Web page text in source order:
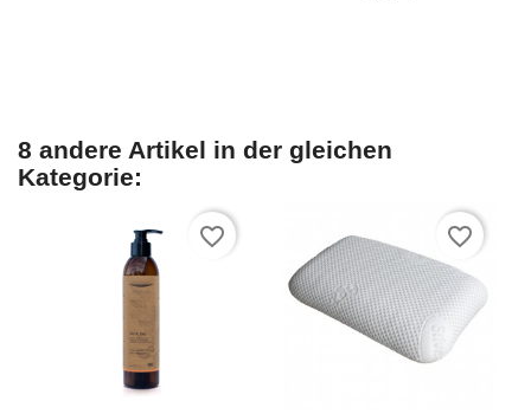
8 andere Artikel in der gleichen
Kategorie:
favorite_border favorite_border